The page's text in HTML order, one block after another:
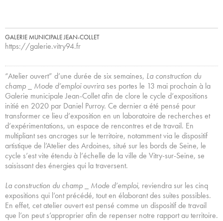
GALERIE MUNICIPALE JEAN-COLLET
https://galerie.vitry94.fr
“Atelier ouvert” d’une durée de six semaines, La construction du
champ _ Mode d’emploiouvrira ses portes le 13 mai prochain à la
Galerie municipale Jean-Collet afin de clore le cycle d’expositions
initié en 2020 par Daniel Purroy. Ce dernier a été pensé pour
transformer ce lieu d’exposition en un laboratoire de recherches et
d’expérimentations, un espace de rencontres et de travail. En
multipliant ses ancrages sur le territoire, notamment via le dispositif
artistique de l’Atelier des Ardoines, situé sur les bords de Seine, le
cycle s’est vite étendu à l’échelle de la ville de Vitry-sur-Seine, se
saisissant des énergies qui la traversent.
La construction du champ _ Mode d’emploi, reviendra sur les cinq
expositions qui l’ont précédé, tout en élaborant des suites possibles.
En effet, cet atelier ouvert est pensé comme un dispositif de travail
que l’on peut s’approprier afin de repenser notre rapport au territoire.